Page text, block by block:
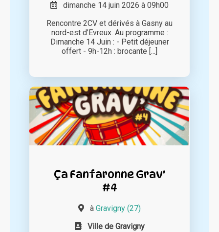
dimanche 14 juin 2026 à 09h00
Rencontre 2CV et dérivés à Gasny au
nord-est d’Evreux. Au programme :
Dimanche 14 Juin : - Petit déjeuner
offert - 9h-12h : brocante [...]
Ça Fanfaronne Grav'
#4
à Gravigny (27)
Ville de Gravigny